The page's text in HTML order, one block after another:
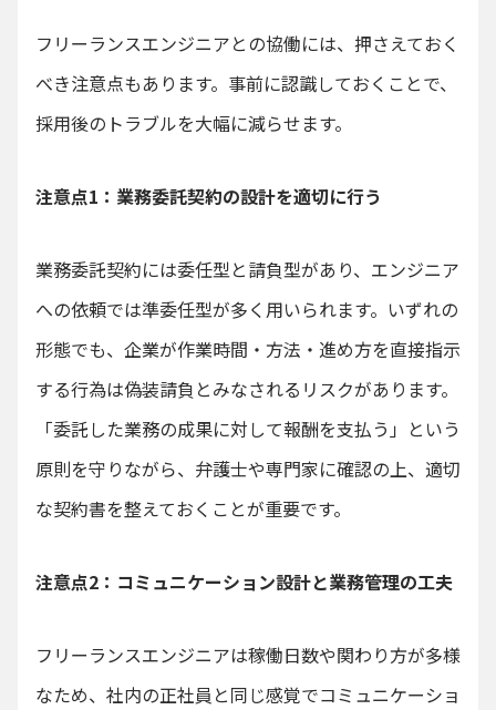
フリーランスエンジニアとの協働には、押さえておく
べき注意点もあります。事前に認識しておくことで、
採用後のトラブルを大幅に減らせます。
注意点1：業務委託契約の設計を適切に行う
業務委託契約には委任型と請負型があり、エンジニア
への依頼では準委任型が多く用いられます。いずれの
形態でも、企業が作業時間・方法・進め方を直接指示
する行為は偽装請負とみなされるリスクがあります。
「委託した業務の成果に対して報酬を支払う」という
原則を守りながら、弁護士や専門家に確認の上、適切
な契約書を整えておくことが重要です。
注意点2：コミュニケーション設計と業務管理の工夫
フリーランスエンジニアは稼働日数や関わり方が多様
なため、社内の正社員と同じ感覚でコミュニケーショ